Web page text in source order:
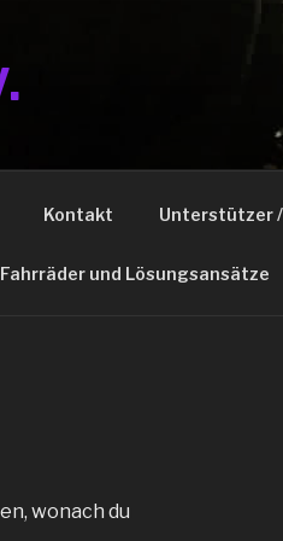
Kontakt Unterstützer /
und Lösungsansätze
wonach du